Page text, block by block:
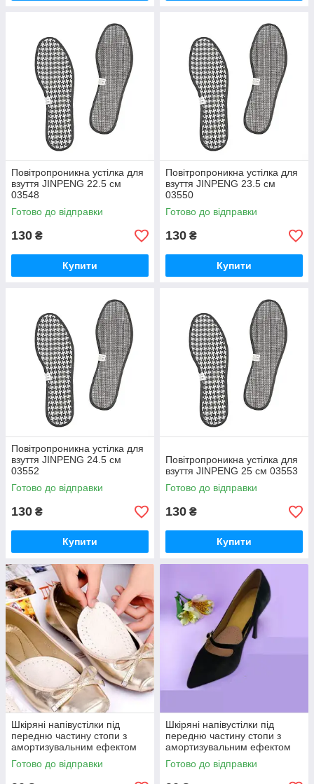
Повітропроникна устілка для
взуття JINPENG 22.5 см
03548
Готово до відправки
130 ₴
Купити
Повітропроникна устілка для
взуття JINPENG 23.5 см
03550
Готово до відправки
130 ₴
Купити
Повітропроникна устілка для
взуття JINPENG 24.5 см
03552
Готово до відправки
130 ₴
Купити
Повітропроникна устілка для
взуття JINPENG 25 см 03553
Готово до відправки
130 ₴
Купити
Шкіряні напівустілки під
передню частину стопи з
амортизувальним ефектом
GUANGZHENG бежевий
03462
Готово до відправки
Шкіряні напівустілки під
передню частину стопи з
амортизувальним ефектом
GUANGZHENG коричневий
03463
Готово до відправки